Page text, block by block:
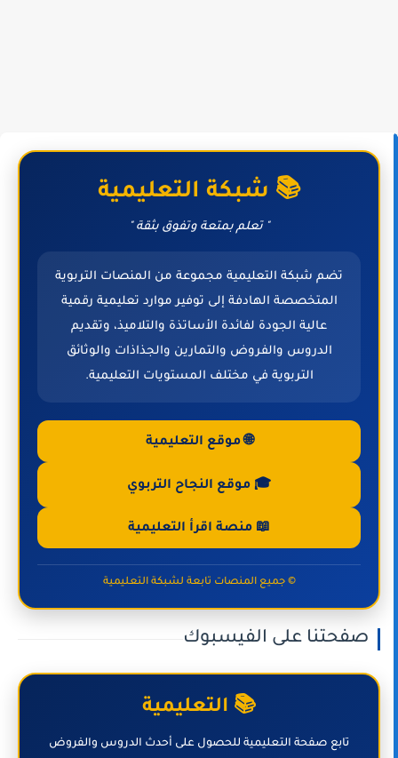
📚 شبكة التعليمية
" تعلم بمتعة وتفوق بثقة "
تضم شبكة التعليمية مجموعة من المنصات التربوية
المتخصصة الهادفة إلى توفير موارد تعليمية رقمية
عالية الجودة لفائدة الأساتذة والتلاميذ، وتقديم
الدروس والفروض والتمارين والجذاذات والوثائق
التربوية في مختلف المستويات التعليمية.
🌐 موقع التعليمية
🎓 موقع النجاح التربوي
📖 منصة اقرأ التعليمية
© جميع المنصات تابعة لشبكة التعليمية
صفحتنا على الفيسبوك
📚 التعليمية
تابع صفحة التعليمية للحصول على أحدث الدروس والفروض